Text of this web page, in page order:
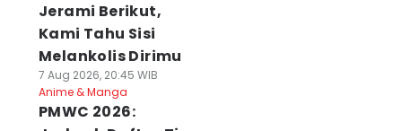
Jerami Berikut,
Kami Tahu Sisi
Melankolis Dirimu
7 Aug 2026, 20:45 WIB
Anime & Manga
PMWC 2026: